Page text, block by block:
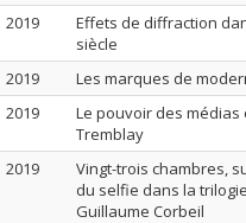
2019
Effets de diffraction
siècle
2019
Les marques de
2019
Le pouvoir des
Tremblay
2019
Vingt-trois chambres,
du selfie dans la
Guillaume Corbeil